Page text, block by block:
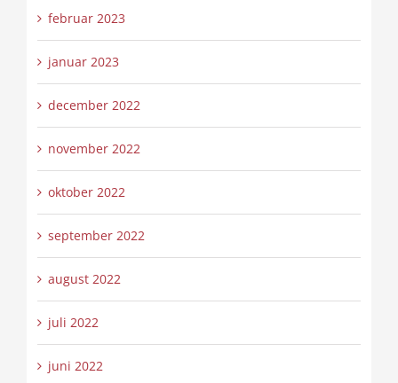
februar 2023
januar 2023
december 2022
november 2022
oktober 2022
september 2022
august 2022
juli 2022
juni 2022